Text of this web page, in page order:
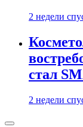
2 недели
стал
2 недели